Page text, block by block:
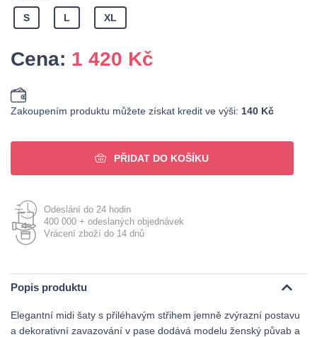
S L XL
Cena: 1 420 Kč
Zakoupením produktu můžete získat kredit ve výši: 140 Kč
PŘIDAT DO KOŠÍKU
Odeslání do 24 hodin
400 000 + odeslaných objednávek
Vrácení zboží do 14 dnů
Popis produktu
Elegantní midi šaty s přiléhavým střihem jemně zvýrazní postavu
a dekorativní zavazování v pase dodává modelu ženský půvab a